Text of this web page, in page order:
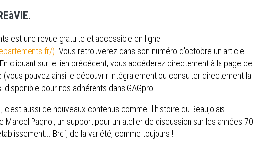
est une revue gratuite et accessible en ligne
). Vous retrouverez dans son numéro d'octobre un article
En cliquant sur le lien précédent, vous accéderez directement à la page de
pouvez ainsi le découvrir intégralement ou consulter directement la
pour nos adhérents dans GAGpro.
c'est aussi de nouveaux contenus comme "l'histoire du Beaujolais
Marcel Pagnol, un support pour un atelier de discussion sur les années 70
Bref, de la variété, comme toujours !